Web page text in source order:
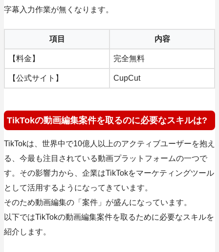
字幕入力作業が無くなります。
項目 内容
【料金】 完全無料
【公式サイト】 CupCut
TikTokの動画編集案件を取るのに必要なスキルは?
TikTokは、世界中で10億人以上のアクティブユーザーを抱え
る、今最も注目されている動画プラットフォームの一つで
す。その影響力から、企業はTikTokをマーケティングツール
として活用するようになってきています。
そのため動画編集の「案件」が盛んになっています。
以下ではTikTokの動画編集案件を取るために必要なスキルを
紹介します。